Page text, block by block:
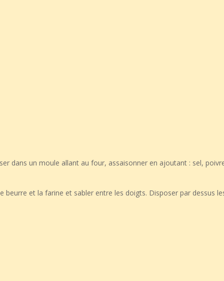
dans un moule allant au four, assaisonner en ajoutant : sel,
beurre et la farine et sabler entre les doigts. Disposer par dessus